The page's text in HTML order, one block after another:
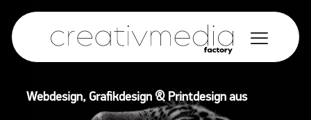
Webdesign, Grafikdesign & Printdesign aus